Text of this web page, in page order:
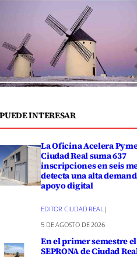
INTERESAR
La Oficina Acelera
Ciudad Real suma 637
inscripciones en seis
detecta una alta
apoyo digital
EDITOR CIUDAD REAL|
5 DE AGOSTO DE 2026
En el primer semestre el
SEPRONA de Ciudad